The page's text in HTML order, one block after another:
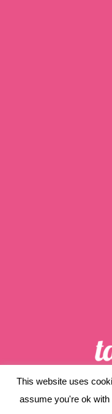
ホーム
プライバシーポリシ
This website uses
assume you're ok